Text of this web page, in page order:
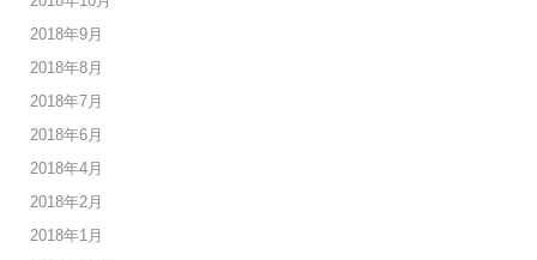
2018年9月
2018年8月
2018年7月
2018年6月
2018年4月
2018年2月
2018年1月